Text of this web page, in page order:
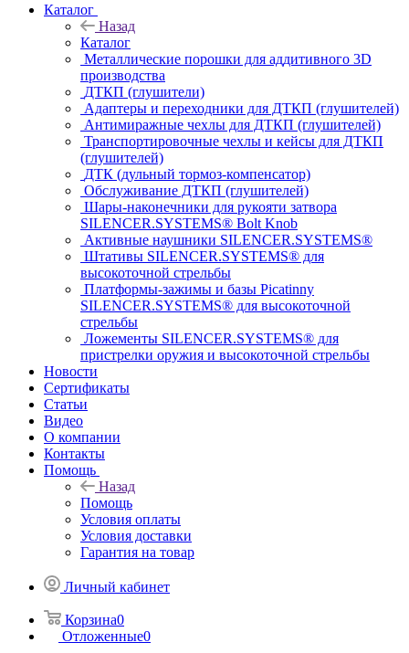
Каталог
Назад
Каталог
Металлические порошки для аддитивного 3D
производства
ДТКП (глушители)
Адаптеры и переходники для ДТКП (глушителей)
Антимиражные чехлы для ДТКП (глушителей)
Транспортировочные чехлы и кейсы для ДТКП
(глушителей)
ДТК (дульный тормоз-компенсатор)
Обслуживание ДТКП (глушителей)
Шары-наконечники для рукояти затвора
SILENCER.SYSTEMS® Bolt Knob
Активные наушники SILENCER.SYSTEMS®
Штативы SILENCER.SYSTEMS® для
высокоточной стрельбы
Платформы-зажимы и базы Picatinny
SILENCER.SYSTEMS® для высокоточной
стрельбы
Ложементы SILENCER.SYSTEMS® для
пристрелки оружия и высокоточной стрельбы
Новости
Сертификаты
Статьи
Видео
О компании
Контакты
Помощь
Назад
Помощь
Условия оплаты
Условия доставки
Гарантия на товар
Личный кабинет
Корзина0
Отложенные0